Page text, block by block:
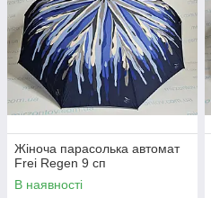
Жіноча парасолька автомат
Frei Regen 9 сп
В наявності